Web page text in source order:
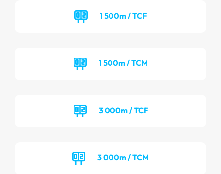
1 500m / TCF
1 500m / TCM
3 000m / TCF
3 000m / TCM